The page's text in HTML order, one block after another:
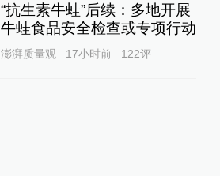
“抗生素牛蛙”后续：多地开展
牛蛙食品安全检查或专项行动
澎湃质量观 17小时前 122评